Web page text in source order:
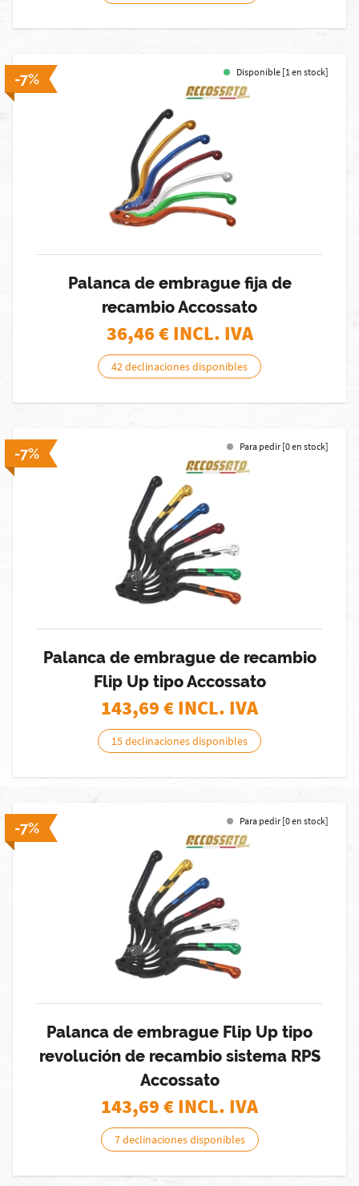
-7% Disponible [1 en stock]
Palanca de embrague fija de
recambio Accossato
36,46€ INCL. IVA
42 declinaciones disponibles
-7% Para pedir [0 en stock]
Palanca de embrague de recambio
Flip Up tipo Accossato
143,69€ INCL. IVA
15 declinaciones disponibles
-7% Para pedir [0 en stock]
Palanca de embrague Flip Up tipo
revolución de recambio sistema RPS
Accossato
143,69€ INCL. IVA
7 declinaciones disponibles